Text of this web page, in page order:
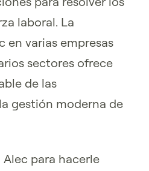
laboral. La
en varias empresas
sectores ofrece
de las
gestión moderna de
para hacerle